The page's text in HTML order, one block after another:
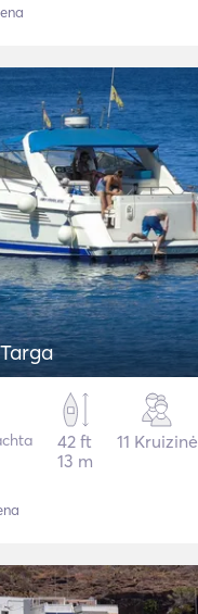
42 ft
13 m
11 Kruizinė